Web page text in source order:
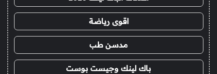
اقوى رياضة
مدسن طب
باك لينك وجيست بوست